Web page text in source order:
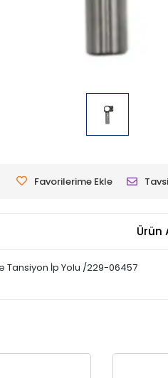
Favorilerime Ekle
Ürün
Tansiyon İp Yolu /229-06457